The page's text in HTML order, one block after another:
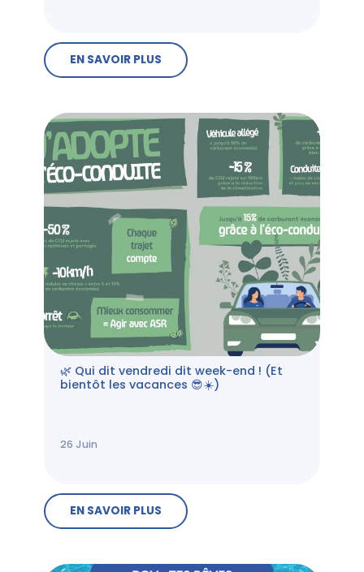
EN SAVOIR PLUS
🌿 Qui dit vendredi dit week-end ! (Et
bientôt les vacances 😎☀️)
26 Juin
EN SAVOIR PLUS